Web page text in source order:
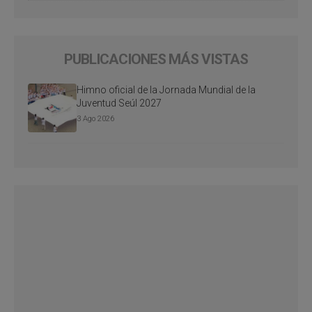
PUBLICACIONES MÁS VISTAS
Himno oficial de la Jornada Mundial de la
Juventud Seúl 2027
3 Ago 2026